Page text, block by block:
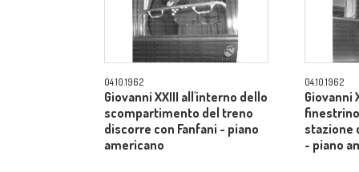
04.10.1962
Giovanni XXIII all'interno dello
scompartimento del treno
discorre con Fanfani - piano
americano
04.10.1962
Giovanni
stazione
- piano